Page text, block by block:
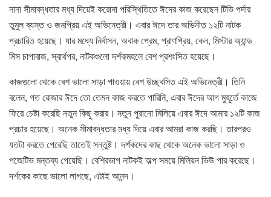
নানা সীমাবদ্ধতার মধ্য দিয়েই করোনা পরিস্থিতিতে ঈদের কাজ করেছেন টিভি পর্দার
তুমুল ব্যস্ত ও জনপ্রিয় এই অভিনেত্রী। এবার ঈদে তার অভিনীত ১২টি নাটক
প্রচারিত হয়েছে। যার মধ্যে নির্বাসন, অবাক প্রেম, প্রাণপ্রিয়, কেন, মিস্টার অ্যান্ড
মিস চাপাবাজ, স্বার্থপর, নাটকগুলো দর্শকমহলে বেশ প্রশংসিত হয়েছে।
কাজগুলো থেকে বেশ ভালো সাড়া পাওয়ায় বেশ উচ্ছ্বসিত এই অভিনেত্রী। তিনি
বলেন, গত রোজার ঈদে তো তেমন কাজ করতে পারিনি, এবার ঈদের আগ মুহূর্তে কাজে
ফিরে চেষ্টা করেছি নতুন কিছু করার। নতুন পুরানো মিলিয়ে এবার ঈদে আমার ১২টি কাজ
প্রচার হয়েছে। অনেক সীমাবদ্ধতার মধ্য দিয়ে এবার আমরা কাজ করছি। তারপরও
যতটা করতে পেরেছি তাতেই সন্তুষ্ট। দর্শকদের কাছ থেকে অনেক ভালো সাড়া ও
পজেটিভ মন্তব্য পেয়েছি। বেশিরভাগ নাটকই অল্প সময়ে মিলিয়ন ভিউ পার করেছে।
দর্শকের কাছে ভালো লাগছে, এটাই আনন্দ।